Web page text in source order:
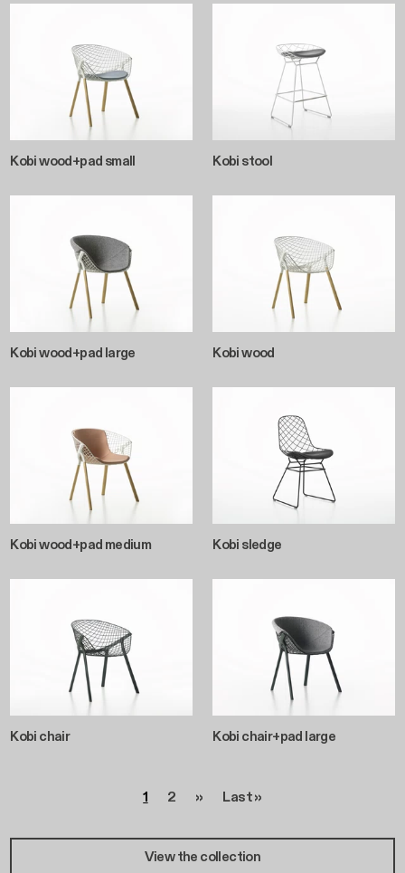
Kobi wood+pad small Kobi stool
Kobi wood+pad large Kobi wood
Kobi wood+pad medium Kobi sledge
Kobi chair Kobi chair+pad large
Pagina
1 Pagina
2 Pagina successiva
›› Ultima pagina
Last »
View the collection